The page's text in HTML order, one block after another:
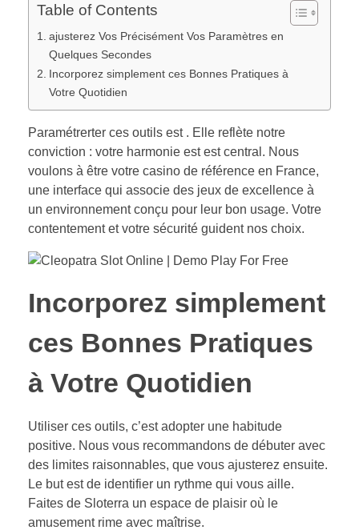
Table of Contents
ajusterez Vos Précisément Vos Paramètres en
Quelques Secondes
Incorporez simplement ces Bonnes Pratiques à
Votre Quotidien
Paramétrerter ces outils est . Elle reflète notre
conviction : votre harmonie est est central. Nous
voulons à être votre casino de référence en France,
une interface qui associe des jeux de excellence à
un environnement conçu pour leur bon usage. Votre
contentement et votre sécurité guident nos choix.
Incorporez simplement
ces Bonnes Pratiques
à Votre Quotidien
Utiliser ces outils, c’est adopter une habitude
positive. Nous vous recommandons de débuter avec
des limites raisonnables, que vous ajusterez ensuite.
Le but est de identifier un rythme qui vous aille.
Faites de Sloterra un espace de plaisir où le
amusement rime avec maîtrise.